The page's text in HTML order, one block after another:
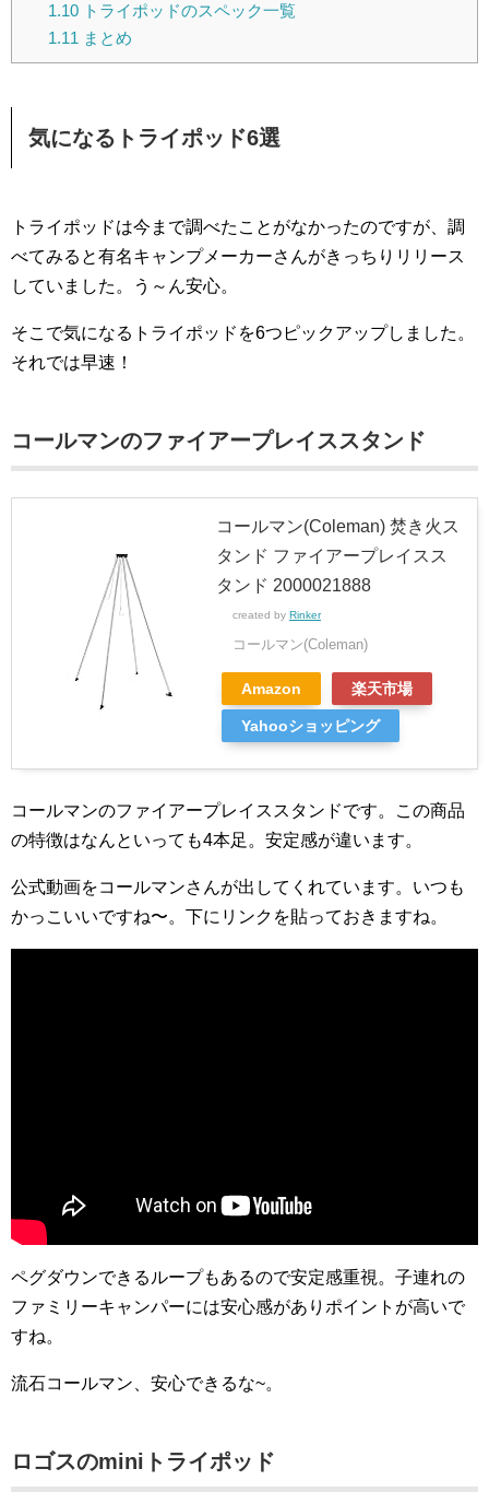
1.10トライポッドのスペック一覧
1.11 まとめ
気になるトライポッド6選
トライポッドは今まで調べたことがなかったのですが、調
べてみると有名キャンプメーカーさんがきっちりリリース
していました。う～ん安心。
そこで気になるトライポッドを6つピックアップしました。
それでは早速！
コールマンのファイアープレイススタンド
コールマン(Coleman) 焚き火ス
タンド ファイアープレイスス
タンド 2000021888
created by Rinker
コールマン(Coleman)
Amazon 楽天市場
Yahooショッピング
コールマンのファイアープレイススタンドです。この商品
の特徴はなんといっても4本足。安定感が違います。
公式動画をコールマンさんが出してくれています。いつも
かっこいいですね〜。下にリンクを貼っておきますね。
ペグダウンできるループもあるので安定感重視。子連れの
ファミリーキャンパーには安心感がありポイントが高いで
すね。
流石コールマン、安心できるな~。
ロゴスのminiトライポッド